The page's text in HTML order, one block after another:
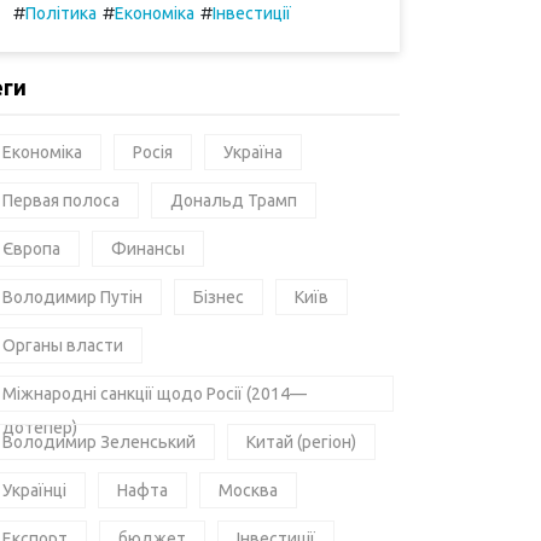
#Політика #Економіка #Інвестиції
Економіка Росія Україна
Первая полоса Дональд Трамп
Європа Финансы
Володимир Путін Бізнес Київ
Органы власти
Міжнародні санкції щодо Росії (2014—
дотепер)
Володимир Зеленський Китай (регіон)
Українці Нафта Москва